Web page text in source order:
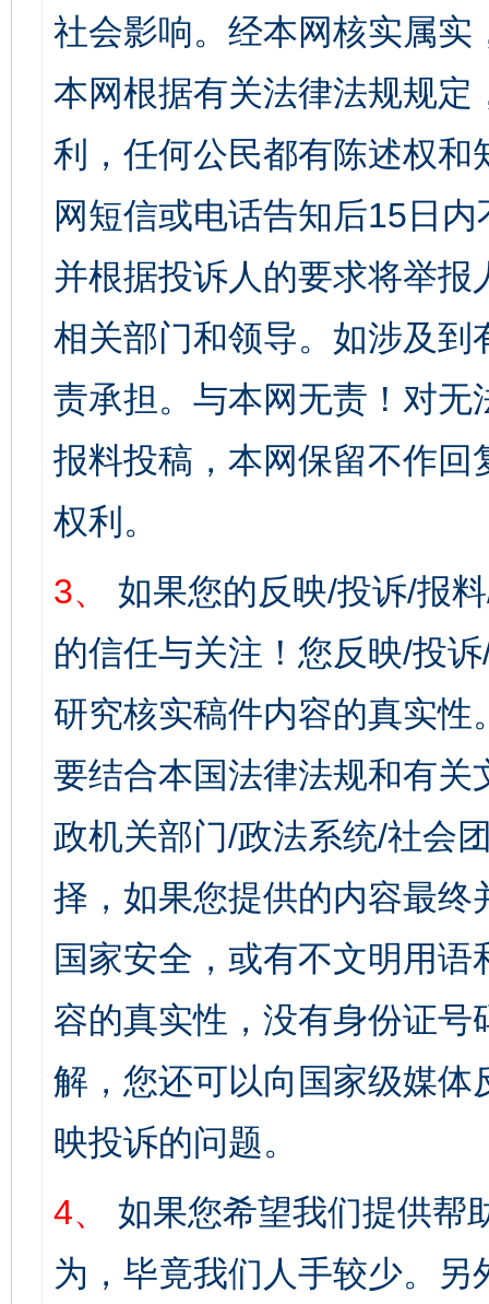
社会影响。经本网核实属
本网根据有关法律法规规
利，任何公民都有陈述权
网短信或电话告知后15日
并根据投诉人的要求将举
相关部门和领导。如涉及
责承担。与本网无责！对
报料投稿，本网保留不作
权利。
3、
如果您的反映/投诉/报
的信任与关注！您反映/投
研究核实稿件内容的真实
要结合本国法律法规和有关
政机关部门/政法系统/社会
择，如果您提供的内容最
国家安全，或有不文明用
容的真实性，没有身份证
解，您还可以向国家级媒
映投诉的问题。
4、
如果您希望我们提供帮
为，毕竟我们人手较少。